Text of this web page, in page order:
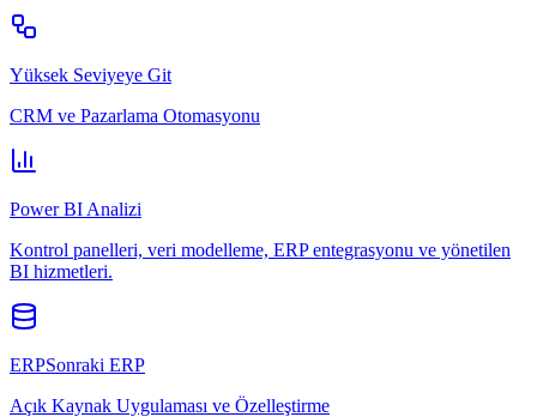
Yüksek Seviyeye Git
CRM ve Pazarlama Otomasyonu
Power BI Analizi
Kontrol panelleri, veri modelleme, ERP entegrasyonu ve yönetilen
BI hizmetleri.
ERPSonraki ERP
Açık Kaynak Uygulaması ve Özelleştirme